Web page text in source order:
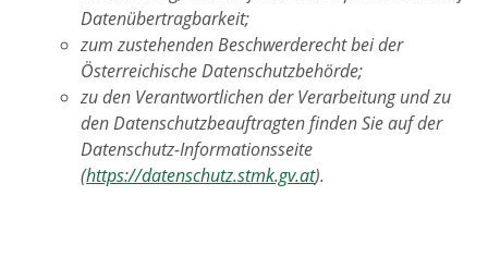
Datenübertragbarkeit;
zum zustehenden Beschwerderecht bei der
Österreichische Datenschutzbehörde;
zu den Verantwortlichen der Verarbeitung und zu
den Datenschutzbeauftragten finden Sie auf der
Datenschutz-Informationsseite
(https://datenschutz.stmk.gv.at).